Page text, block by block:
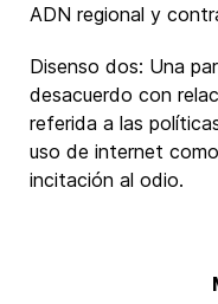
ADN regional y
Disenso dos: Una
desacuerdo con
referida a las
uso de internet
incitación al odio.